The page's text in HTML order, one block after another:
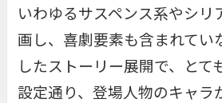
いわゆるサスペンス系やシリ
画し、喜劇要素も含まれてい
したストーリー展開で、とて
設定通り、登場人物のキャラ